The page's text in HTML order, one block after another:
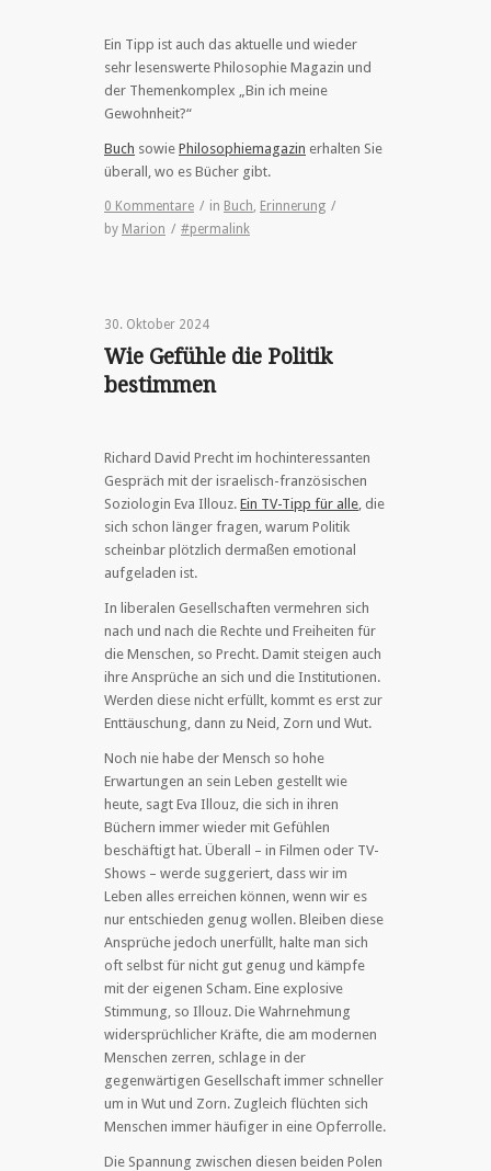
Ein Tipp ist auch das aktuelle und wieder
sehr lesenswerte Philosophie Magazin und
der Themenkomplex „Bin ich meine
Gewohnheit?“
Buch sowie Philosophiemagazin erhalten Sie
überall, wo es Bücher gibt.
0 Kommentare / in Buch Erinnerung /
by Marion / #permalink
30. Oktober 2024
Wie Gefühle die Politik
bestimmen
Richard David Precht im hochinteressanten
Gespräch mit der israelisch-französischen
Soziologin Eva Illouz. Ein TV-Tipp für alle , die
sich schon länger fragen, warum Politik
scheinbar plötzlich dermaßen emotional
aufgeladen ist.
In liberalen Gesellschaften vermehren sich
nach und nach die Rechte und Freiheiten für
die Menschen, so Precht. Damit steigen auch
ihre Ansprüche an sich und die Institutionen.
Werden diese nicht erfüllt, kommt es erst zur
Enttäuschung, dann zu Neid, Zorn und Wut.
Noch nie habe der Mensch so hohe
Erwartungen an sein Leben gestellt wie
heute, sagt Eva Illouz, die sich in ihren
Büchern immer wieder mit Gefühlen
beschäftigt hat. Überall – in Filmen oder TV-
Shows – werde suggeriert, dass wir im
Leben alles erreichen können, wenn wir es
nur entschieden genug wollen. Bleiben diese
Ansprüche jedoch unerfüllt, halte man sich
oft selbst für nicht gut genug und kämpfe
mit der eigenen Scham. Eine explosive
Stimmung, so Illouz. Die Wahrnehmung
widersprüchlicher Kräfte, die am modernen
Menschen zerren, schlage in der
gegenwärtigen Gesellschaft immer schneller
um in Wut und Zorn. Zugleich flüchten sich
Menschen immer häufiger in eine Opferrolle.
Die Spannung zwischen diesen beiden Polen